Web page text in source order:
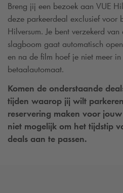
Breng jij een bezoek aan VUE
deze parkeerdeal exclusief voor
Hilversum. Je bent verzekerd
slagboom gaat automatisch
en na de film hoef je niet meer
betaalautomaat.
Komen de onderstaande
tijden waarop jij wilt
reservering maken voor
niet mogelijk om het tijdstip
deals aan te passen.